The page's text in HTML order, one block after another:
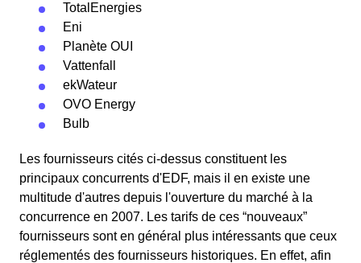
TotalEnergies
Eni
Planète OUI
Vattenfall
ekWateur
OVO Energy
Bulb
Les fournisseurs cités ci-dessus constituent les
principaux concurrents d'EDF, mais il en existe une
multitude d'autres depuis l'ouverture du marché à la
concurrence en 2007. Les tarifs de ces “nouveaux”
fournisseurs sont en général plus intéressants que ceux
réglementés des fournisseurs historiques. En effet, afin